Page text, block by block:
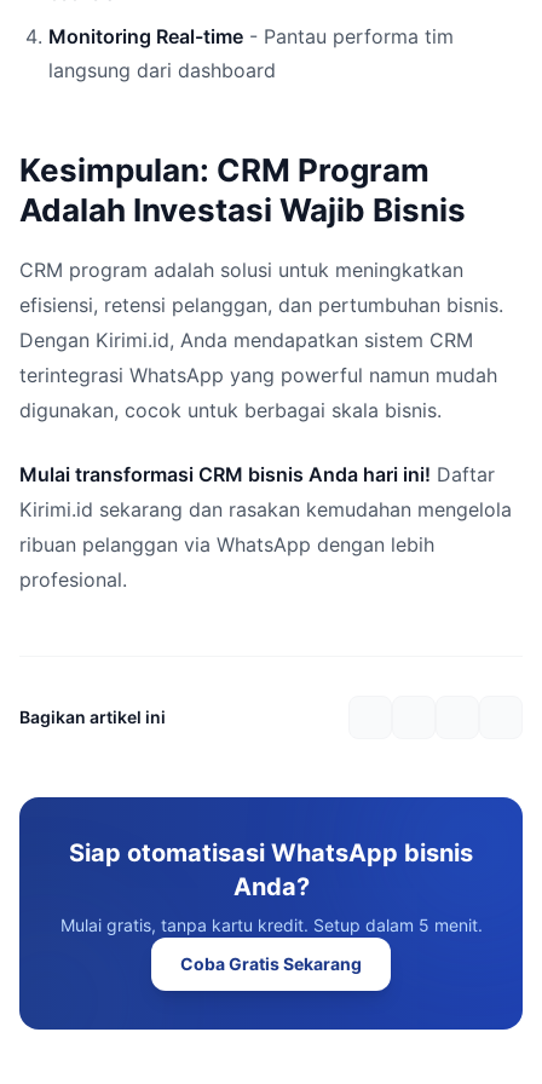
Monitoring Real-time - Pantau performa tim
langsung dari dashboard
Kesimpulan: CRM Program
Adalah Investasi Wajib Bisnis
CRM program adalah solusi untuk meningkatkan
efisiensi, retensi pelanggan, dan pertumbuhan bisnis.
Dengan Kirimi.id, Anda mendapatkan sistem CRM
terintegrasi WhatsApp yang powerful namun mudah
digunakan, cocok untuk berbagai skala bisnis.
Mulai transformasi CRM bisnis Anda hari ini! Daftar
Kirimi.id sekarang dan rasakan kemudahan mengelola
ribuan pelanggan via WhatsApp dengan lebih
profesional.
Bagikan artikel ini
Siap otomatisasi WhatsApp bisnis
Anda?
Mulai gratis, tanpa kartu kredit. Setup dalam 5 menit.
Coba Gratis Sekarang